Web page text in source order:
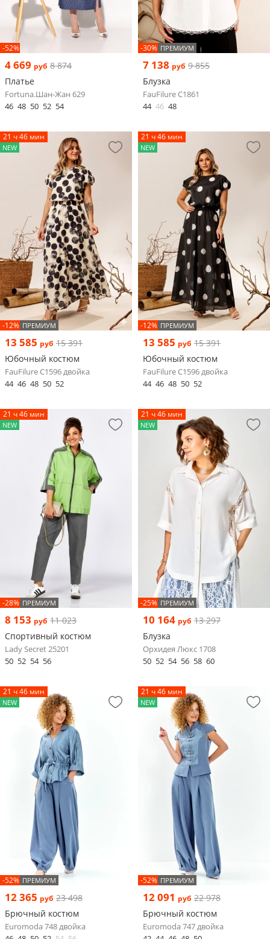
-52%
4 669 руб 8 874
Платье
Fortuna.Шан-Жан 629
46 48 50 52 54
-30% ПРЕМИУМ
7 138 руб 9 855
Блузка
FauFilure С1861
44 46 48
21 ч 46 мин
NEW
-12% ПРЕМИУМ
13 585 руб 15 391
Юбочный костюм
FauFilure С1596 двойка
44 46 48 50 52
21 ч 46 мин
NEW
-12% ПРЕМИУМ
13 585 руб 15 391
Юбочный костюм
FauFilure С1596 двойка
44 46 48 50 52
21 ч 46 мин
NEW
-28% ПРЕМИУМ
8 153 руб 11 023
Спортивный костюм
Lady Secret 25201
50 52 54 56
21 ч 46 мин
NEW
-25% ПРЕМИУМ
10 164 руб 13 297
Блузка
Орхидея Люкс 1708
50 52 54 56 58 60
21 ч 46 мин
NEW
-52% ПРЕМИУМ
12 365 руб 23 498
Брючный костюм
Euromoda 748 двойка
21 ч 46 мин
NEW
-52% ПРЕМИУМ
12 091 руб 22 978
Брючный костюм
Euromoda 747 двойка